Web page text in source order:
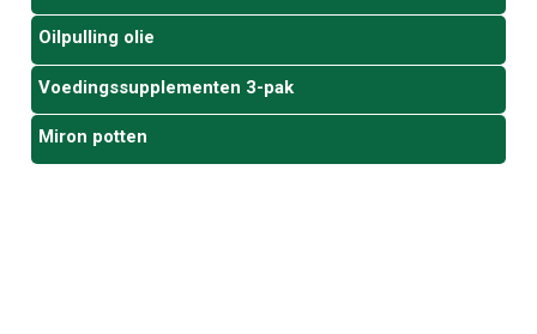
Oilpulling olie
Voedingssupplementen 3-pak
Miron potten